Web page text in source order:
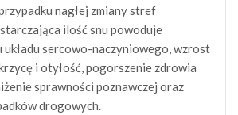
nagłej zmiany stref
ilość snu powoduje
sercowo-naczyniowego, wzrost
i otyłość, pogorszenie zdrowia
sprawności poznawczej oraz
drogowych.